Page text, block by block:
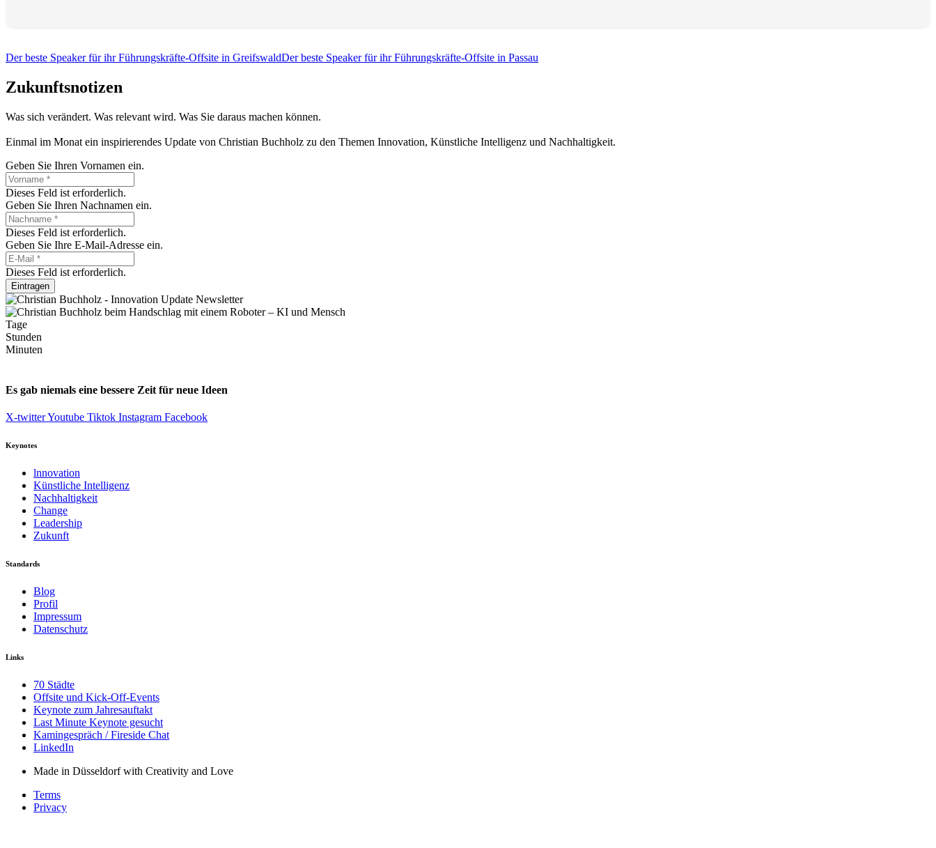
Der beste Speaker für ihr Führungskräfte-Offsite in GreifswaldDer beste Speaker für ihr Führungskräfte-Offsite in Passau
Zukunftsnotizen
Was sich verändert. Was relevant wird. Was Sie daraus machen können.
Einmal im Monat ein inspirierendes Update von Christian Buchholz zu den Themen Innovation, Künstliche Intelligenz und Nachhaltigkeit.
Geben Sie Ihren Vornamen ein.
Dieses Feld ist erforderlich.
Geben Sie Ihren Nachnamen ein.
Dieses Feld ist erforderlich.
Geben Sie Ihre E-Mail-Adresse ein.
Dieses Feld ist erforderlich.
Eintragen
Tage
Stunden
Minuten
Es gab niemals eine bessere Zeit für neue Ideen
X-twitterYoutube Tiktok Instagram Facebook
Keynotes
lnnovation
Künstliche Intelligenz
Nachhaltigkeit
Change
Leadership
Zukunft
Standards
Blog
Profil
Impressum
Datenschutz
Links
70 Städte
Offsite und Kick-Off-Events
Keynote zum Jahresauftakt
Last Minute Keynote gesucht
Kamingespräch / Fireside Chat
LinkedIn
Made in Düsseldorf with Creativity and Love
Terms
Privacy